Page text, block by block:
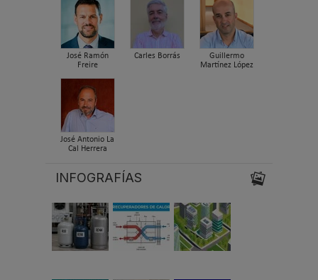
José Ramón
Freire
Carles Borrás
Guillermo
Martínez López
José Antonio La
Cal Herrera
INFOGRAFÍAS